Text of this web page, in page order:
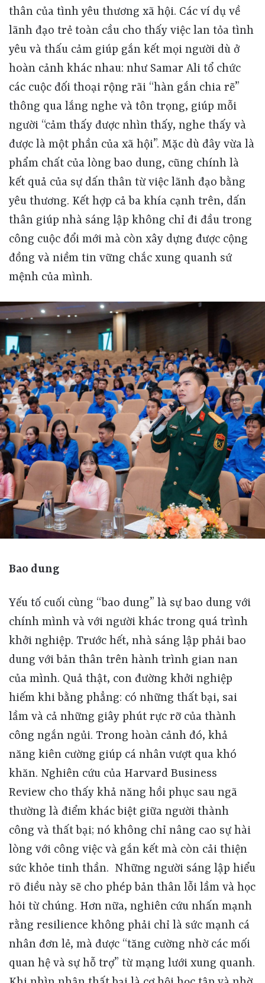
Bao dung
Yếu tố cuối cùng “bao dung” là sự bao dung với chính mình và với người khác trong quá trình khởi nghiệp. Trước hết, nhà sáng lập phải bao dung với bản thân trên hành trình gian nan của mình. Quả thật, con đường khởi nghiệp hiếm khi bằng phẳng: có những thất bại, sai lầm và cả những giây phút rực rỡ của thành công ngắn ngủi. Trong hoàn cảnh đó, khả năng kiên cường giúp cá nhân vượt qua khó khăn. Nghiên cứu của Harvard Business Review cho thấy khả năng hồi phục sau ngã thường là điểm khác biệt giữa người thành công và thất bại; nó không chỉ nâng cao